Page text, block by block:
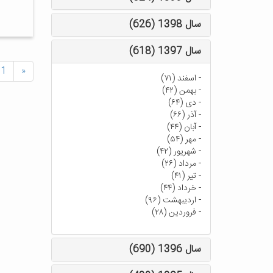
«
1
سال 1398 (626)
سال 1397 (618)
- اسفند (۷۱)
-بهمن (۴۲)
- دی (۶۴)
-آذر (۶۶)
-آبان (۴۴)
-مهر (۵۴)
- شهریور (۴۲)
-مرداد (۲۶)
-تیر (۴۱)
-خرداد (۴۴)
- اردیبهشت (۹۶)
- فروردین (۲۸)
سال 1396 (690)